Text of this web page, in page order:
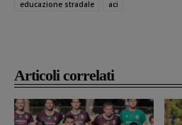
Articoli correlati
educazione stradale
aci